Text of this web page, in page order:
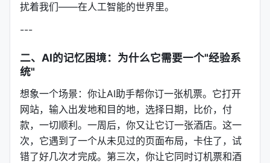
扰着我们——在人工智能的世界里。
---
二、AI的记忆困境：为什么它需要一个"经验系
统"
想象一个场景：你让AI助手帮你订一张机票。它打开
网站，输入出发地和目的地，选择日期，比价，付
款，一切顺利。一周后，你又让它订一张酒店。这一
次，它遇到了一个从未见过的页面布局，卡住了，试
错了好几次才完成。第三次，你让它同时订机票和酒